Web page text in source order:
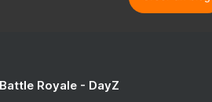
Royale - DayZ